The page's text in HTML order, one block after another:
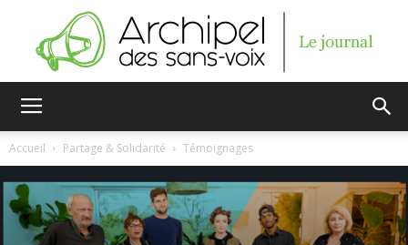
des
Accueil Partage & Solidarité Témoignages